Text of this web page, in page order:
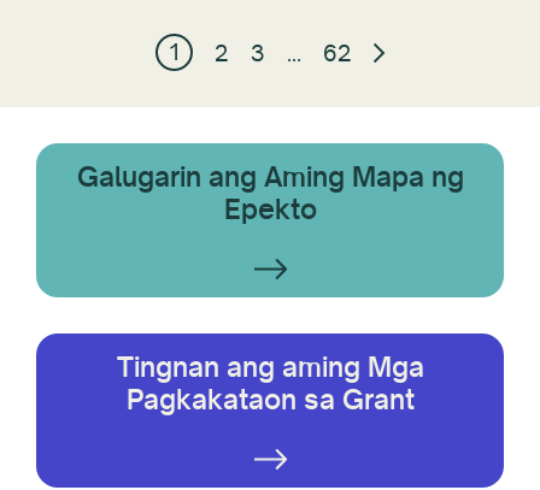
1 2 3 … 62
Galugarin ang Aming Mapa ng
Epekto
Tingnan ang aming Mga
Pagkakataon sa Grant